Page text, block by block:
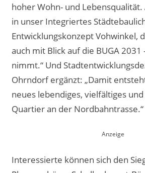
hoher Wohn- und Lebensqualität.
in unser Integriertes
Entwicklungskonzept Vohwinkel,
auch mit Blick auf die BUGA 2031
nimmt.“ Und
Ohrndorf ergänzt: „Damit
neues lebendiges, vielfältiges
Quartier an der Nordbahntrasse.“
Interessierte können sich den